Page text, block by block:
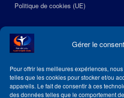
Gérer le
Pour offrir les meilleures expériences,
telles que les cookies pour stocker et/ou
appareils. Le fait de consentir à ces
des données telles que le comportement
Politique de cookies (UE)
Suivez l’Académie EquilibreSante